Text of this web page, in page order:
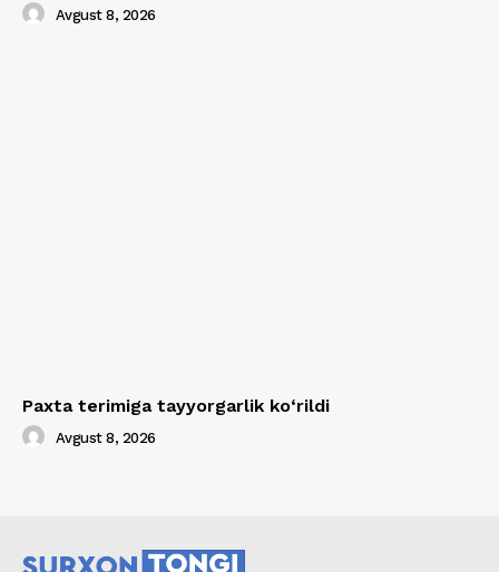
Avgust 8, 2026
Paxta terimiga tayyorgarlik ko‘rildi
Avgust 8, 2026